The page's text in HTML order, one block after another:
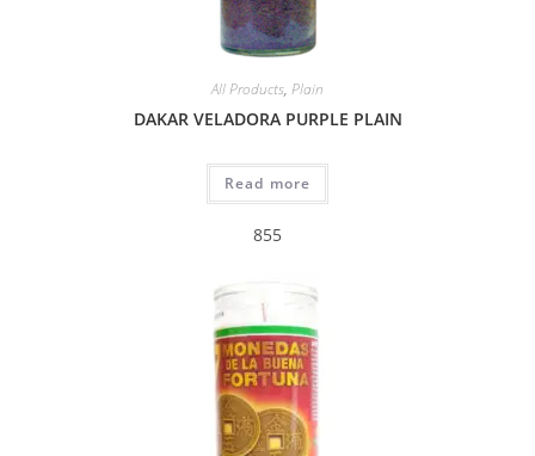
All Products, Plain
DAKAR VELADORA PURPLE PLAIN
Read more
855